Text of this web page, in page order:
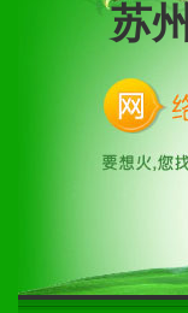
苏